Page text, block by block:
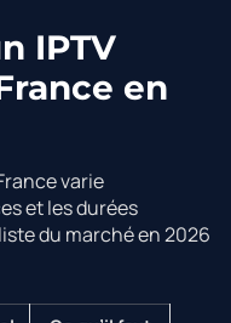
IPTV
en
varie
et les durées
du marché en 2026